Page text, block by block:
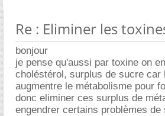
Re : Eliminer les
bonjour
je pense qu'aussi par toxine on
choléstérol, surplus de sucre car
augmentre le métabolisme pour
donc eliminer ces surplus de
engendrer certains problèmes de